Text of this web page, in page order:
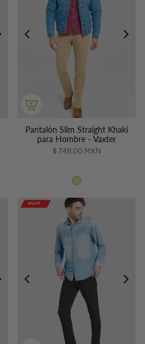
Pantalón Slim Straight Khaki
para Hombre - Vaxter
$ 749.00 MXN
40%OFF
40%OFF
40%OFF
40%OFF
40%OFF